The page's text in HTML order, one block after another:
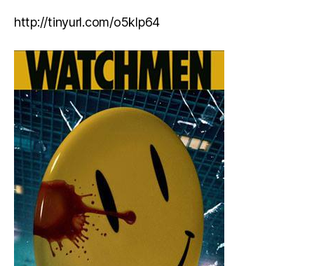
http://tinyurl.com/o5klp64